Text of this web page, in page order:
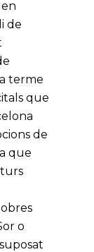
de
terme
que
de
que
o